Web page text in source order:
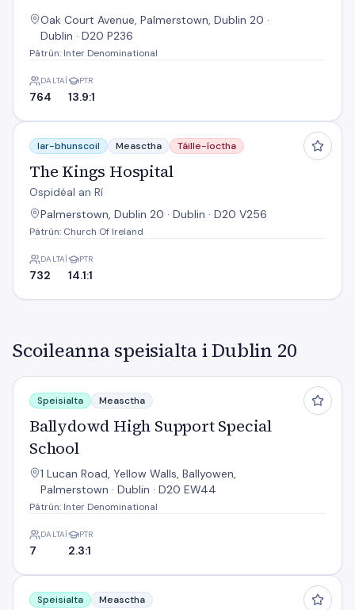
Oak Court Avenue, Palmerstown, Dublin 20 ·
Dublin · D20 P236
Pátrún: Inter Denominational
DALTAÍ
764
PTR
13.9:1
The Kings Hospital
Iar-bhunscoil Measctha Táille-íoctha
The Kings Hospital
Ospidéal an Rí
Palmerstown, Dublin 20 · Dublin · D20 V256
Pátrún: Church Of Ireland
DALTAÍ
732
PTR
14.1:1
Scoileanna speisialta i Dublin 20
Ballydowd High Support Special School
Speisialta Measctha
Ballydowd High Support Special
School
1 Lucan Road, Yellow Walls, Ballyowen,
Palmerstown · Dublin · D20 EW44
Pátrún: Inter Denominational
DALTAÍ
7
PTR
2.3:1
St Michaels Spec School
Speisialta Measctha